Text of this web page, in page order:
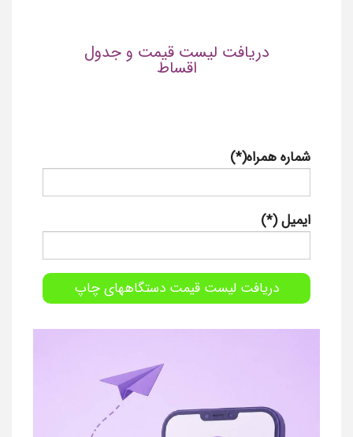
دریافت لیست قیمت و جدول
اقساط
شماره همراه(*)
ایمیل (*)